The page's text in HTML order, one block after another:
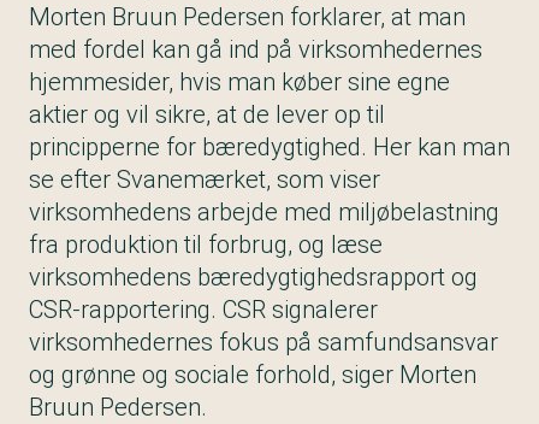
Morten Bruun Pedersen forklarer, at man
med fordel kan gå ind på virksomhedernes
hjemmesider, hvis man køber sine egne
aktier og vil sikre, at de lever op til
principperne for bæredygtighed. Her kan man
se efter Svanemærket, som viser
virksomhedens arbejde med miljøbelastning
fra produktion til forbrug, og læse
virksomhedens bæredygtighedsrapport og
CSR-rapportering. CSR signalerer
virksomhedernes fokus på samfundsansvar
og grønne og sociale forhold, siger Morten
Bruun Pedersen.